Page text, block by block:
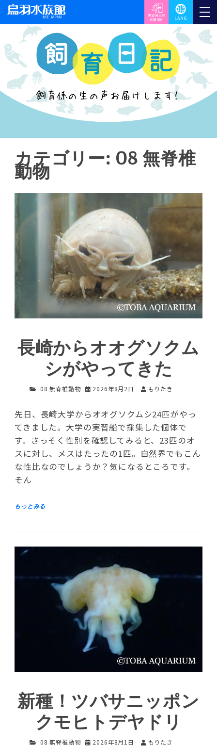
カテゴリー: 08 無脊椎
動物
長崎からオオグソクム
シがやってきた
08 無脊椎動物 2026年8月2日 もりたき
先日、長崎大学からオオグソクムシ24匹がやっ
てきました。大学の実習船で採集した個体で
す。さっそく性別を確認してみると、23匹のオ
スに対し、メスはたったの1匹。自然界でもこん
な性比なのでしょうか？気になるところです。
そん
新種！ツバサニッポン
クモヒトデヤドリ
08 無脊椎動物 2026年8月1日 もりたき